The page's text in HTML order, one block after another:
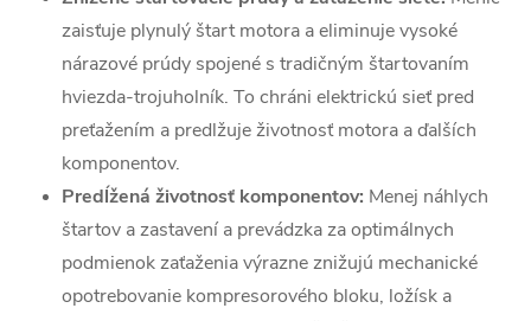
zaisťuje plynulý štart motora a eliminuje vysoké
nárazové prúdy spojené s tradičným štartovaním
hviezda-trojuholník. To chráni elektrickú sieť pred
preťažením a predlžuje životnosť motora a ďalších
komponentov.
Predĺžená životnosť komponentov: Menej náhlych
štartov a zastavení a prevádzka za optimálnych
podmienok zaťaženia výrazne znižujú mechanické
opotrebovanie kompresorového bloku, ložísk a